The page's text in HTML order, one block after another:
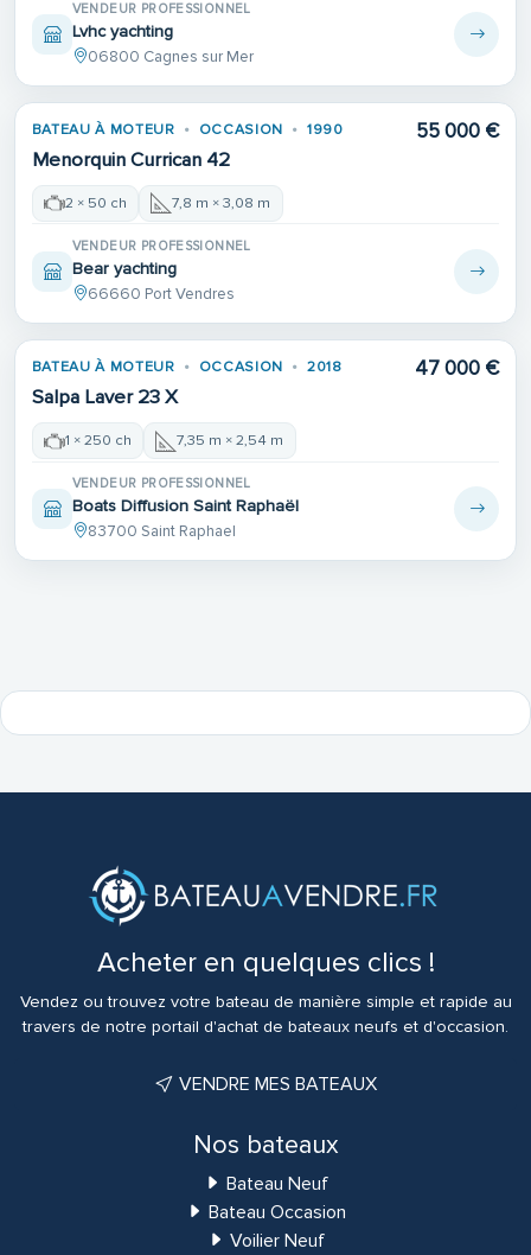
VENDEUR PROFESSIONNEL
Lvhc yachting
06800 Cagnes sur Mer
BATEAU À MOTEUR OCCASION 1990
Menorquin Currican 42
55 000 €
2 × 50 ch 7,8 m × 3,08 m
VENDEUR PROFESSIONNEL
Bear yachting
66660 Port Vendres
BATEAU À MOTEUR OCCASION 2018
Salpa Laver 23 X
47 000 €
1 × 250 ch 7,35 m × 2,54 m
VENDEUR PROFESSIONNEL
Boats Diffusion Saint Raphaël
83700 Saint Raphael
Acheter en quelques clics !
Vendez ou trouvez votre bateau de manière simple et rapide au
travers de notre portail d'achat de bateaux neufs et d'occasion.
VENDRE MES BATEAUX
Nos bateaux
Bateau Neuf
Bateau Occasion
Voilier Neuf